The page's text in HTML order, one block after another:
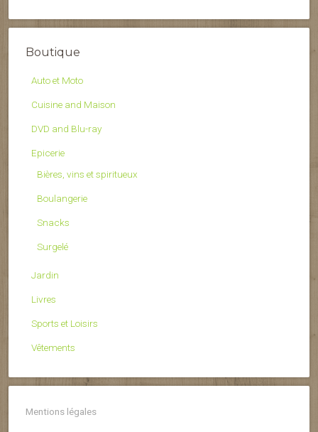
Boutique
Auto et Moto
Cuisine and Maison
DVD and Blu-ray
Epicerie
Bières, vins et spiritueux
Boulangerie
Snacks
Surgelé
Jardin
Livres
Sports et Loisirs
Vêtements
Mentions légales